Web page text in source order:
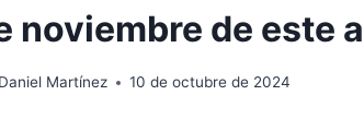
noviembre de este
Daniel Martínez 10 de octubre de 2024